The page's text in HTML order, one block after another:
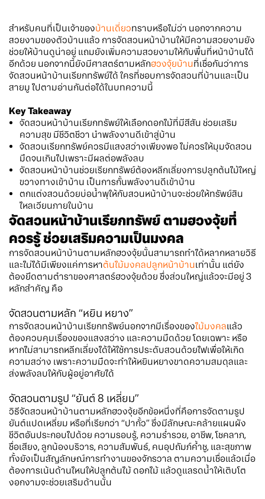
สำหรับคนที่เป็นเจ้าของบ้านเดี่ยวทราบหรือไม่ว่า นอกจากความ
สวยงามของตัวบ้านแล้ว การจัดสวนหน้าบ้านให้มีความสวยงามยัง
ช่วยให้บ้านดูน่าอยู่ แถมยังเพิ่มความสวยงามให้กับพื้นที่หน้าบ้านได้
อีกด้วย นอกจากนี้ยังมีศาสตร์ตามหลักฮวงจุ้ยบ้านที่เชื่อกันว่าการ
จัดสวนหน้าบ้านเรียกทรัพย์ได้ ใครที่ชอบการจัดสวนที่บ้านและเป็น
สายมู ไปตามอ่านกันต่อได้ในบทความนี้
Key Takeaway
จัดสวนหน้าบ้านเรียกทรัพย์ให้เลือกดอกไม้ที่มีสีสัน ช่วยเสริม
ความสุข มีชีวิตชีวา นำพลังงานดีเข้าสู่บ้าน
จัดสวนเรียกทรัพย์ควรมีแสงสว่างเพียงพอ ไม่ควรให้มุมจัดสวน
มืดจนเกินไปเพราะมีผลต่อพลังลบ
จัดสวนหน้าบ้านช่วยเรียกทรัพย์ต้องหลีกเลี่ยงการปลูกต้นไม้ใหญ่
ขวางทางเข้าบ้าน เป็นการกั้นพลังงานดีเข้าบ้าน
ตกแต่งสวนด้วยบ่อน้ำพุให้กับสวนหน้าบ้านจะช่วยให้ทรัพย์สิน
ไหลเวียนภายในบ้าน
จัดสวนหน้าบ้านเรียกทรัพย์ ตามฮวงจุ้ยที่
ควรรู้ ช่วยเสริมความเป็นมงคล
การจัดสวนหน้าบ้านตามหลักฮวงจุ้ยนั้นสามารถทำได้หลากหลายวิธี
และไม่ได้มีเพียงแค่การหาต้นไม้มงคลปลูกหน้าบ้านเท่านั้น แต่ยัง
ต้องยึดตามตำราของศาสตร์ฮวงจุ้ยด้วย ซึ่งส่วนใหญ่แล้วจะมีอยู่ 3
หลักสำคัญ คือ
จัดสวนตามหลัก “หยิน หยาง”
การจัดสวนหน้าบ้านเรียกทรัพย์นอกจากมีเรื่องของไม้มงคลแล้ว
ต้องควบคุมเรื่องของแสงสว่าง และความมืดด้วย โดยเฉพาะ หรือ
หากไม่สามารถหลีกเลี่ยงได้ให้ใช้การประดับสวนด้วยไฟเพื่อให้เกิด
ความสว่าง เพราะความมืดจะทำให้หยินหยางขาดความสมดุลและ
ส่งพลังลบให้กับผู้อยู่อาศัยได้
จัดสวนตามรูป “ยันต์ 8 เหลี่ยม”
วิธีจัดสวนหน้าบ้านตามหลักฮวงจุ้ยอีกข้อหนึ่งที่คือการจัดตามรูป
ยันต์แปดเหลี่ยม หรือที่เรียกว่า “ปากั้ว” ซึ่งมีลักษณะคล้ายแผนผัง
ชีวิตอันประกอบไปด้วย ความรอบรู้, ความร่ำรวย, อาชีพ, โชคลาภ,
ชื่อเสียง, ลูกน้องบริวาร, ความสัมพันธ์, คนอุปถัมภ์ค้ำชู, และสุขภาพ
ทั้งยังเป็นสัญลักษณ์การทำงานของจักรวาล ตามความเชื่อแล้วเมื่อ
ต้องการเน้นด้านไหนให้ปลูกต้นไม้ ดอกไม้ แล้วดูแลรดน้ำให้เติบโต
งอกงามจะช่วยเสริมด้านนั้น